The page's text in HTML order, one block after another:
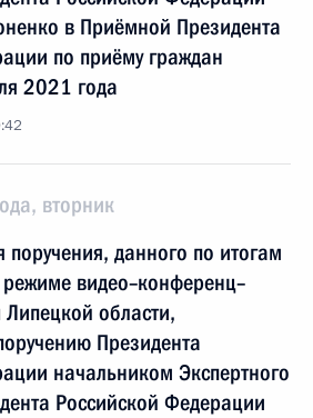
в Приёмной Президента
по приёму граждан
2021 года
вторник
поручения, данного по итогам
видео–конференц–
области,
Президента
начальником Экспертного
Российской Федерации